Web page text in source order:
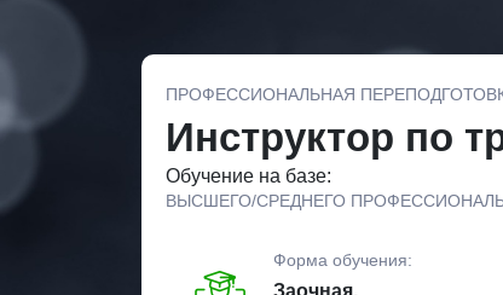
ПРОФЕССИОНАЛЬНАЯ
Инструктор по
Обучение на базе:
ВЫСШЕГО/СРЕДНЕГО
Форма обучения: